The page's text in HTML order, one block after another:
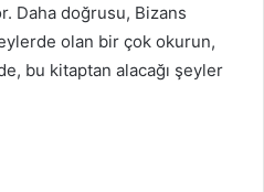
Daha doğrusu, Bizans
olan bir çok okurun,
bu kitaptan alacağı şeyler